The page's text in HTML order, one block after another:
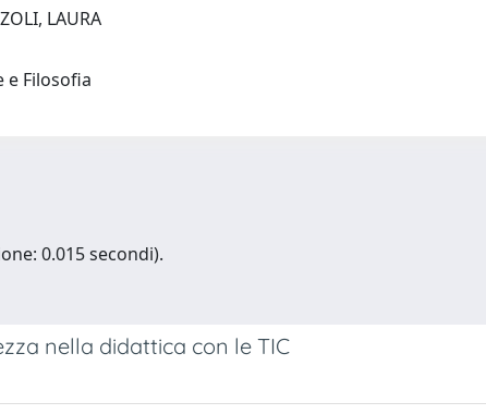
LAURA
e Filosofia
0.015 secondi).
nella didattica con le TIC